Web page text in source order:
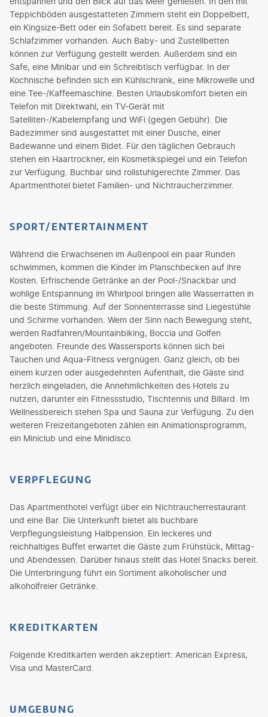
Teppichböden ausgestatteten Zimmern steht ein Doppelbett,
ein Kingsize-Bett oder ein Sofabett bereit. Es sind separate
Schlafzimmer vorhanden. Auch Baby- und Zustellbetten
können zur Verfügung gestellt werden. Außerdem sind ein
Safe, eine Minibar und ein Schreibtisch verfügbar. In der
Kochnische befinden sich ein Kühlschrank, eine Mikrowelle und
eine Tee-/Kaffeemaschine. Besten Urlaubskomfort bieten ein
Telefon mit Direktwahl, ein TV-Gerät mit
Satelliten-/Kabelempfang und WiFi (gegen Gebühr). Die
Badezimmer sind ausgestattet mit einer Dusche, einer
Badewanne und einem Bidet. Für den täglichen Gebrauch
stehen ein Haartrockner, ein Kosmetikspiegel und ein Telefon
zur Verfügung. Buchbar sind rollstuhlgerechte Zimmer. Das
Apartmenthotel bietet Familien- und Nichtraucherzimmer.
SPORT/ENTERTAINMENT
Während die Erwachsenen im Außenpool ein paar Runden
schwimmen, kommen die Kinder im Planschbecken auf ihre
Kosten. Erfrischende Getränke an der Pool-/Snackbar und
wohlige Entspannung im Whirlpool bringen alle Wasserratten in
die beste Stimmung. Auf der Sonnenterrasse sind Liegestühle
und Schirme vorhanden. Wem der Sinn nach Bewegung steht,
werden Radfahren/Mountainbiking, Boccia und Golfen
angeboten. Freunde des Wassersports können sich bei
Tauchen und Aqua-Fitness vergnügen. Ganz gleich, ob bei
einem kurzen oder ausgedehnten Aufenthalt, die Gäste sind
herzlich eingeladen, die Annehmlichkeiten des Hotels zu
nutzen, darunter ein Fitnessstudio, Tischtennis und Billard. Im
Wellnessbereich stehen Spa und Sauna zur Verfügung. Zu den
weiteren Freizeitangeboten zählen ein Animationsprogramm,
ein Miniclub und eine Minidisco.
VERPFLEGUNG
Das Apartmenthotel verfügt über ein Nichtraucherrestaurant
und eine Bar. Die Unterkunft bietet als buchbare
Verpflegungsleistung Halbpension. Ein leckeres und
reichhaltiges Buffet erwartet die Gäste zum Frühstück, Mittag-
und Abendessen. Darüber hinaus stellt das Hotel Snacks bereit.
Die Unterbringung führt ein Sortiment alkoholischer und
alkoholfreier Getränke.
KREDITKARTEN
Folgende Kreditkarten werden akzeptiert: American Express,
Visa und MasterCard.
UMGEBUNG